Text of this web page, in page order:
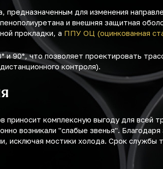
для изменения
и внешняя защитная
прокладки, а ППУ ОЦ (оцинкованная
и 90°, что позволяет проектировать
контроля).
приносит комплексную выгоду для всей
возникали "слабые звенья".
исключая мостики холода. Срок службы